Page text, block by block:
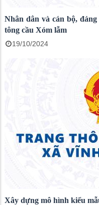
Nhân dân và cán bộ,
tông cầu Xóm lẫm
19/10/2024
Xây dựng mô hình kiểu